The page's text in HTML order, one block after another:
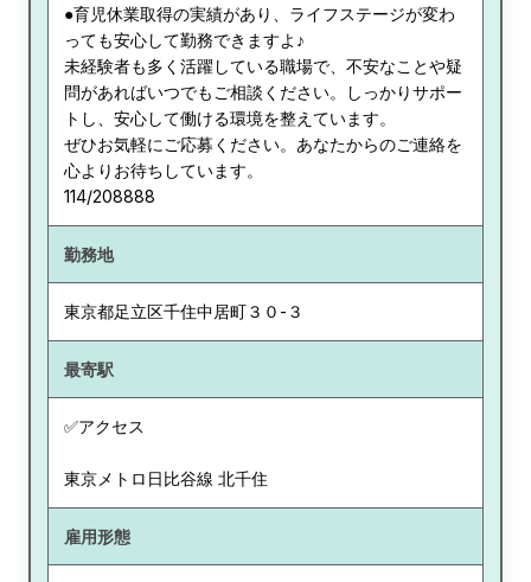
●育児休業取得の実績があり、ライフステージが変わ
っても安心して勤務できますよ♪
未経験者も多く活躍している職場で、不安なことや疑
問があればいつでもご相談ください。しっかりサポー
トし、安心して働ける環境を整えています。
ぜひお気軽にご応募ください。あなたからのご連絡を
心よりお待ちしています。
114/208888
勤務地
東京都足立区千住中居町３０-３
最寄駅
✅アクセス
東京メトロ日比谷線 北千住
雇用形態